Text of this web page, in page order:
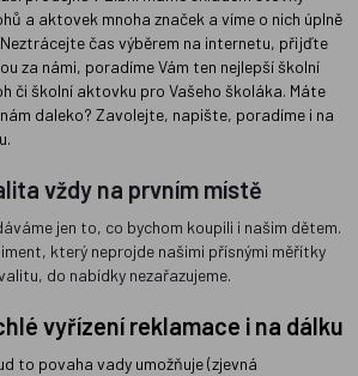
a aktovek mnoha značek a víme o nich úplně
čas výběrem na internetu, přijďte
za námi, poradíme Vám ten nejlepší školní
či školní aktovku pro Vašeho školáka. Máte
daleko? Zavolejte, napište, poradíme i na
vždy na prvním místě
jen to, co bychom koupili i našim dětem.
který neprojde našimi přísnými měřítky
do nabídky nezařazujeme.
vyřízení reklamace i na dálku
to povaha vady umožňuje (zjevná